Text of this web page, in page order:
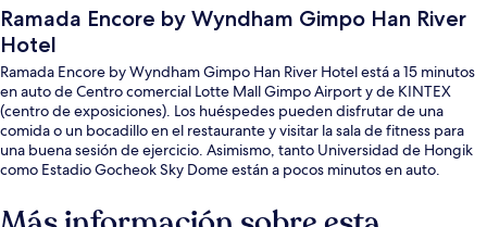
Ramada Encore by Wyndham Gimpo Han River
Hotel
Ramada Encore by Wyndham Gimpo Han River Hotel está a 15 minutos
en auto de Centro comercial Lotte Mall Gimpo Airport y de KINTEX
(centro de exposiciones). Los huéspedes pueden disfrutar de una
comida o un bocadillo en el restaurante y visitar la sala de fitness para
una buena sesión de ejercicio. Asimismo, tanto Universidad de Hongik
como Estadio Gocheok Sky Dome están a pocos minutos en auto.